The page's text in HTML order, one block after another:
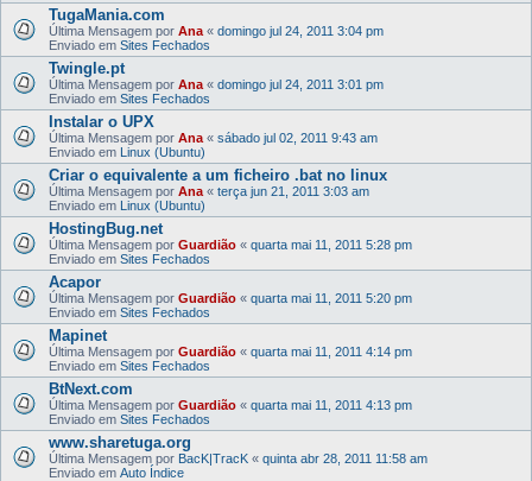
TugaMania.com
Última Mensagem por Ana « domingo jul 24, 2011 3:04 pm
Enviado em Sites Fechados
Twingle.pt
Última Mensagem por Ana « domingo jul 24, 2011 3:01 pm
Enviado em Sites Fechados
Instalar o UPX
Última Mensagem por Ana « sábado jul 02, 2011 9:43 am
Enviado em Linux (Ubuntu)
Criar o equivalente a um ficheiro .bat no linux
Última Mensagem por Ana « terça jun 21, 2011 3:03 am
Enviado em Linux (Ubuntu)
HostingBug.net
Última Mensagem por Guardião « quarta mai 11, 2011 5:28 pm
Enviado em Sites Fechados
Acapor
Última Mensagem por Guardião « quarta mai 11, 2011 5:20 pm
Enviado em Sites Fechados
Mapinet
Última Mensagem por Guardião « quarta mai 11, 2011 4:14 pm
Enviado em Sites Fechados
BtNext.com
Última Mensagem por Guardião « quarta mai 11, 2011 4:13 pm
Enviado em Sites Fechados
www.sharetuga.org
Última Mensagem por BacK|TracK « quinta abr 28, 2011 11:58 am
Enviado em Auto Índice